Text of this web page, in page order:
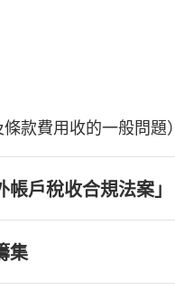
款費用收的一般問題）
帳戶稅收合規法案」
集